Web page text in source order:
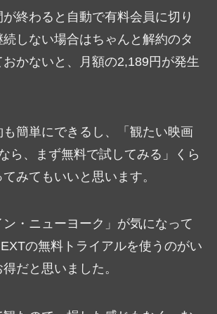
終わると自動で有料会員に切り
しない場合はちゃんと解約のタ
かないと、月額の2,189円が発生
も簡単にできるし、「観たい映画
ら、まず無料で試してみる」くら
みてもいいと思います。
ン・ニューヨーク」が気になって
の無料トライアルを使うのがい
だと思いました。